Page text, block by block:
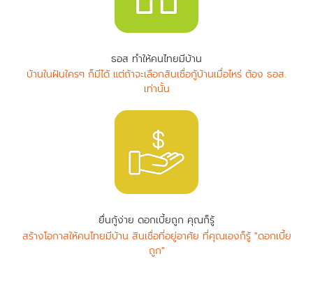
ธอส ทำให้คนไทยมีบ้าน
บ้านในฝันใครๆ ก็มีได้ แต่ถ้าจะเลือกสินเชื่อกู้บ้านเมื่อไหร่ ต้อง ธอส.
เท่านั้น
ยื่นกู้ง่าย ดอกเบี้ยถูก คุณก็รู้
สร้างโอกาสให้คนไทยมีบ้าน สินเชื่อที่อยู่อาศัย ที่คุณเองก็รู้ "ดอกเบี้ย
ถูก"